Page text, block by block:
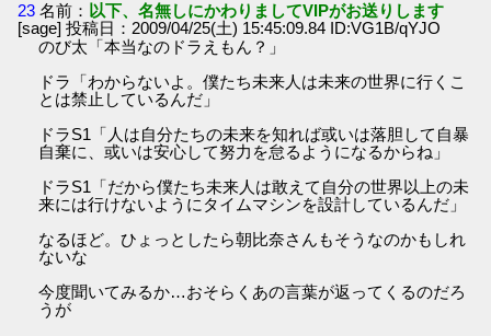
23 名前： 以下、名無しにかわりましてVIPがお送りします
[sage] 投稿日：2009/04/25(土) 15:45:09.84 ID:VG1B/qYJO
のび太「本当なのドラえもん？」
ドラ「わからないよ。僕たち未来人は未来の世界に行くこ
とは禁止しているんだ」
ドラS1「人は自分たちの未来を知れば或いは落胆して自暴
自棄に、或いは安心して努力を怠るようになるからね」
ドラS1「だから僕たち未来人は敢えて自分の世界以上の未
来には行けないようにタイムマシンを設計しているんだ」
なるほど。ひょっとしたら朝比奈さんもそうなのかもしれ
ないな
今度聞いてみるか…おそらくあの言葉が返ってくるのだろ
うが